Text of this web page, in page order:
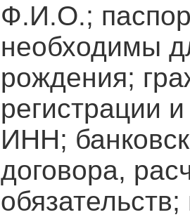
Ф.И.О.;
необходимы
рождения;
регистрации
ИНН;
договора,